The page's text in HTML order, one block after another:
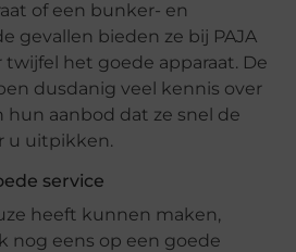
of een bunker- en
gevallen bieden ze bij PAJA
het goede apparaat. De
dusdanig veel kennis over
hun aanbod dat ze snel de
u uitpikken.
service
heeft kunnen maken,
nog eens op een goede